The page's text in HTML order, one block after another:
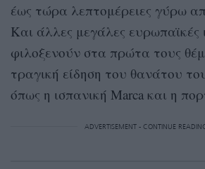
έως τώρα λεπτομέρειες γύρω
Και άλλες μεγάλες ευρωπαϊκές
φιλοξενούν στα πρώτα τους
τραγική είδηση του θανάτου
όπως η ισπανική Marca και η
ADVERTISEMENT - CONTINUE